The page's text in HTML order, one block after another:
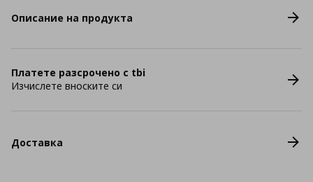
Описание на продукта
Платете разсрочено с tbi
Изчислете вноските си
Доставка